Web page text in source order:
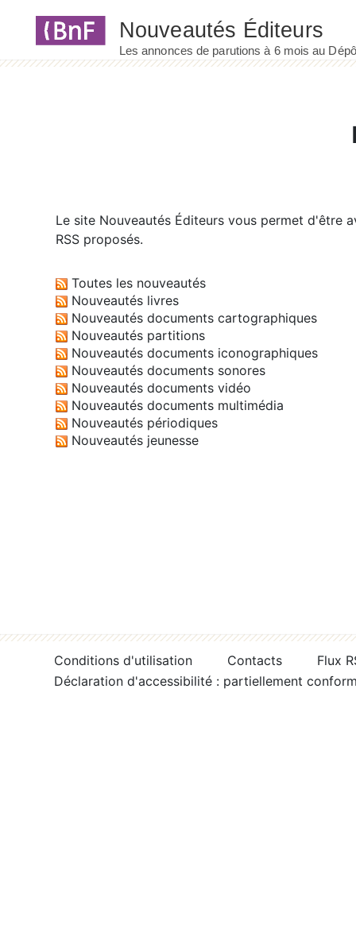
Le site Nouveautés Éditeurs vous permet d'être
RSS proposés.
Toutes les nouveautés
Nouveautés livres
Nouveautés documents cartographiques
Nouveautés partitions
Nouveautés documents iconographiques
Nouveautés documents sonores
Nouveautés documents vidéo
Nouveautés documents multimédia
Nouveautés périodiques
Nouveautés jeunesse
Conditions d'utilisation Contacts
Flux
Déclaration d'accessibilité : partiellement